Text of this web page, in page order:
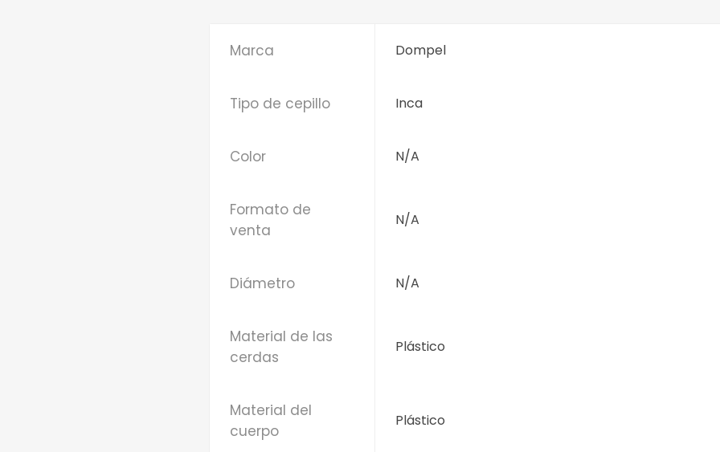
Marca Dompel
Tipo de cepillo Inca
Color N/A
Formato de
venta
N/A
Diámetro N/A
Material de las
cerdas
Plástico
Material del
cuerpo
Plástico